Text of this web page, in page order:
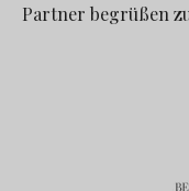
Partner begrüßen